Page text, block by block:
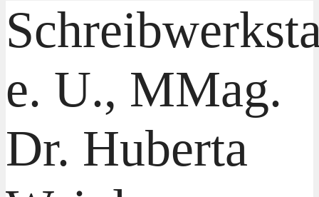
e. U., MMag.
Dr. Huberta